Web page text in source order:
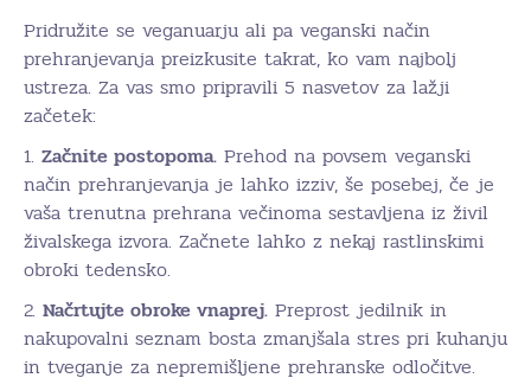
Pridružite se veganuarju ali pa veganski način
prehranjevanja preizkusite takrat, ko vam najbolj
ustreza. Za vas smo pripravili 5 nasvetov za lažji
začetek:
1. Začnite postopoma. Prehod na povsem veganski
način prehranjevanja je lahko izziv, še posebej, če je
vaša trenutna prehrana večinoma sestavljena iz živil
živalskega izvora. Začnete lahko z nekaj rastlinskimi
obroki tedensko.
2. Načrtujte obroke vnaprej. Preprost jedilnik in
nakupovalni seznam bosta zmanjšala stres pri kuhanju
in tveganje za nepremišljene prehranske odločitve.